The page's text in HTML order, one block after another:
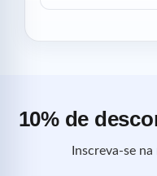
10% de
Inscreva-se